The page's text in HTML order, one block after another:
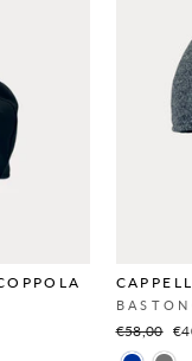
Prezzo
€58,00